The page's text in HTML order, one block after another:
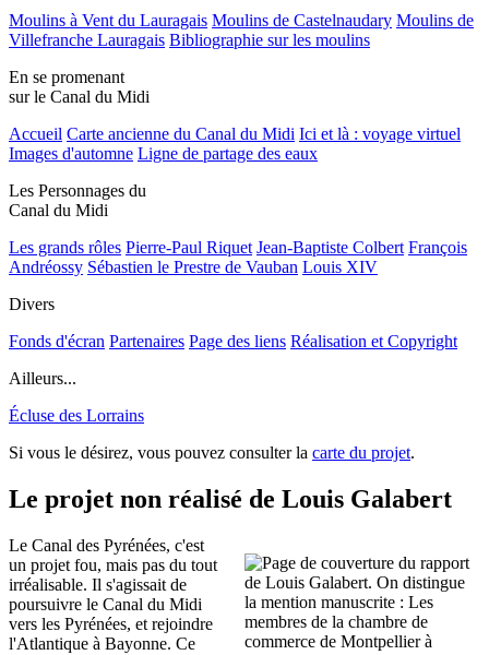
Moulins à Vent du Lauragais Moulins de Castelnaudary Moulins de
Villefranche Lauragais Bibliographie sur les moulins
En se promenant
sur le Canal du Midi
Accueil Carte ancienne du Canal du Midi Ici et là : voyage virtuel
Images d'automne Ligne de partage des eaux
Les Personnages du
Canal du Midi
Les grands rôles Pierre-Paul Riquet Jean-Baptiste Colbert François
Andréossy Sébastien le Prestre de Vauban Louis XIV
Divers
Fonds d'écran Partenaires Page des liens Réalisation et Copyright
Ailleurs...
Écluse des Lorrains
Si vous le désirez, vous pouvez consulter la carte du projet.
Le projet non réalisé de Louis Galabert
Le Canal des Pyrénées, c'est
un projet fou, mais pas du tout
irréalisable. Il s'agissait de
poursuivre le Canal du Midi
vers les Pyrénées, et rejoindre
l'Atlantique à Bayonne. Ce